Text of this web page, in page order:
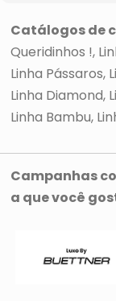
- Lyor
Catálogos de
Queridinhos !
Linha Pássaros
Linha Diamond
Linha Bambu
Campanhas
a que você